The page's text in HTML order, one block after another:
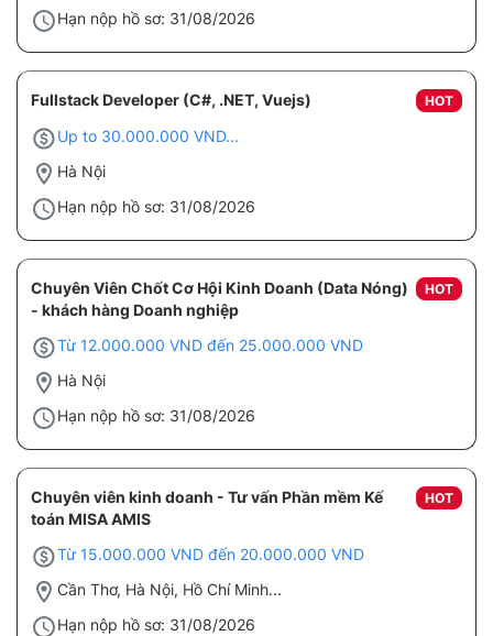
Hạn nộp hồ sơ: 31/08/2026
HOT
Fullstack Developer (C#, .NET, Vuejs)
Up to 30.000.000 VND...
Hà Nội
Hạn nộp hồ sơ: 31/08/2026
HOT
Chuyên Viên Chốt Cơ Hội Kinh Doanh (Data Nóng)
- khách hàng Doanh nghiệp
Từ 12.000.000 VND đến 25.000.000 VND
Hà Nội
Hạn nộp hồ sơ: 31/08/2026
HOT
Chuyên viên kinh doanh - Tư vấn Phần mềm Kế
toán MISA AMIS
Từ 15.000.000 VND đến 20.000.000 VND
Cần Thơ, Hà Nội, Hồ Chí Minh...
Hạn nộp hồ sơ: 31/08/2026